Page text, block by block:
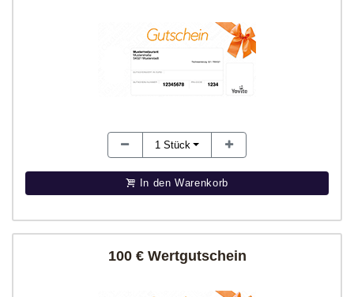
1 Stück
In den Warenkorb
100 € Wertgutschein